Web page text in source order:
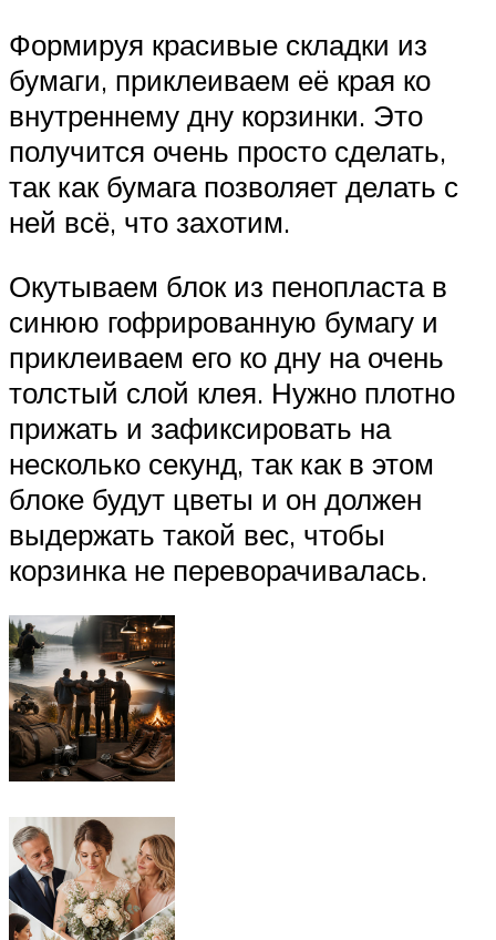
Формируя красивые складки из
бумаги, приклеиваем её края ко
внутреннему дну корзинки. Это
получится очень просто сделать,
так как бумага позволяет делать с
ней всё, что захотим.
Окутываем блок из пенопласта в
синюю гофрированную бумагу и
приклеиваем его ко дну на очень
толстый слой клея. Нужно плотно
прижать и зафиксировать на
несколько секунд, так как в этом
блоке будут цветы и он должен
выдержать такой вес, чтобы
корзинка не переворачивалась.